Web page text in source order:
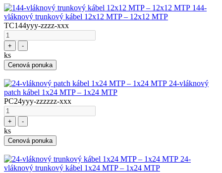
144-
vláknový trunkový kábel 12x12 MTP – 12x12 MTP
TC144yyy-zzzz-xxx
+ -
ks
Cenová ponuka
24-vláknový
patch kábel 1x24 MTP – 1x24 MTP
PC24yyy-zzzzzz-xxx
+ -
ks
Cenová ponuka
24-
vláknový trunkový kábel 1x24 MTP – 1x24 MTP